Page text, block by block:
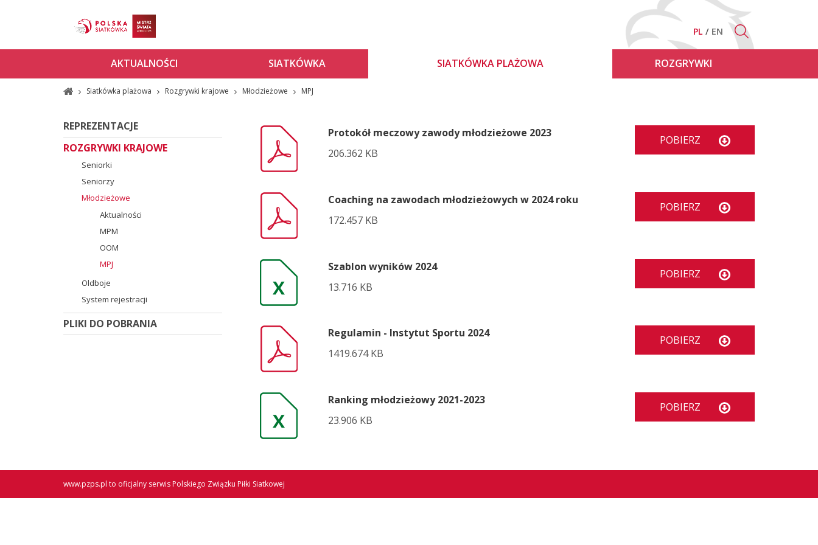
PL EN
AKTUALNOŚCI SIATKÓWKA SIATKÓWKA PLAŻOWA ROZGRYWKI
Siatkówka plażowa Rozgrywki krajowe Młodzieżowe MPJ
REPREZENTACJE
ROZGRYWKI KRAJOWE
Seniorki
Seniorzy
Młodzieżowe
Aktualności
MPM
OOM
MPJ
Oldboje
System rejestracji
PLIKI DO POBRANIA
Protokół meczowy zawody młodzieżowe 2023
206.362 KB
POBIERZ
Coaching na zawodach młodzieżowych w 2024 roku
172.457 KB
POBIERZ
Szablon wyników 2024
13.716 KB
POBIERZ
Regulamin - Instytut Sportu 2024
1419.674 KB
POBIERZ
Ranking młodzieżowy 2021-2023
23.906 KB
POBIERZ
www.pzps.pl to oficjalny serwis Polskiego Związku Piłki Siatkowej